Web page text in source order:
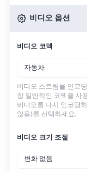
비디오 옵션
비디오 코덱
자동차
비디오 스트림을 인코
장 일반적인 코덱을 사
비디오를 다시 인코딩
않음)를 선택하세요.
비디오 크기 조절
변화 없음